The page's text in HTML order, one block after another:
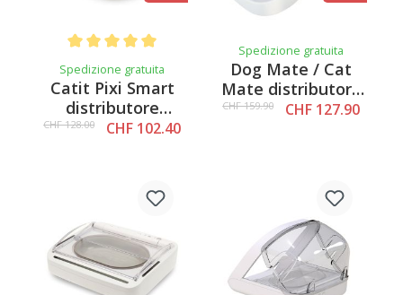
Average rating of 5 out of 5 stars
Spedizione gratuita
Catit Pixi Smart
distributore
automatico di cibo,
CHF 128.00 CHF 102.40
Spedizione gratuita
Dog Mate / Cat
Mate distributore
automatico di cibo
CHF 159.90 CHF 127.90